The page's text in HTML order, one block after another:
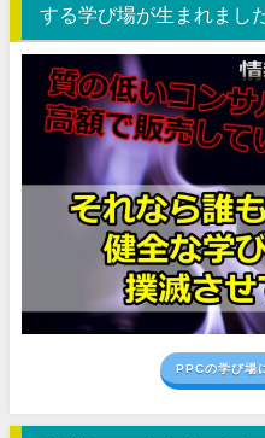
する学び場が生まれまし
PPCの学び場